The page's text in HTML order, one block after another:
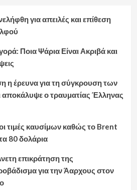
για απειλές και επίθεση
Ποια Ψάρια Είναι Ακριβά και
η έρευνα για τη σύγκρουση των
αποκάλυψε ο τραυματίας Έλληνας
τιμές καυσίμων καθώς το Brent
80 δολάρια
επικράτηση της
για την Άαρχους στον